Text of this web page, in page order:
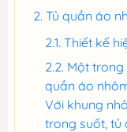
Tủ quần áo
Thiết kế
Một trong
quần áo
Với khung
trong suốt,